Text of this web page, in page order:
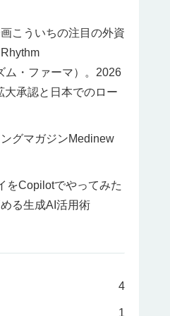
こういちの注目の外資
ム・ファーマ）。2026
承認と日本でのロー
グマガジンMedinew
をCopilotでやってみた
る生成AI活用術
4
1